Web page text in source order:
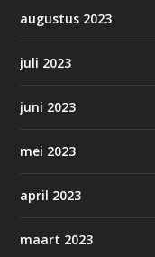
augustus 2023
juli 2023
juni 2023
mei 2023
april 2023
maart 2023